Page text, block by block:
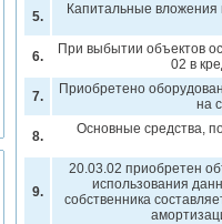
5. Капитальные вложения
6.
При выбытии объектов
02 в
7.
Приобретено
на
8. Основные средства,
9.
20.03.02 приобретен
использования
собственника